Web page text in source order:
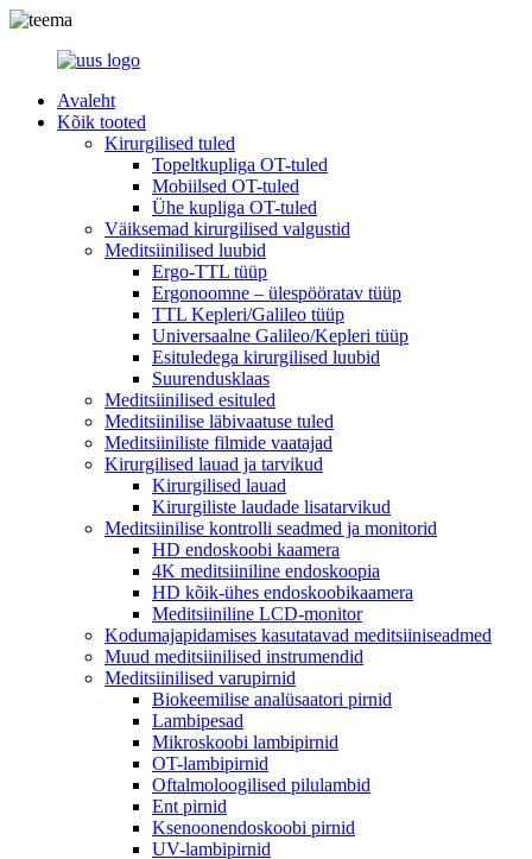
Avaleht
Kõik tooted
Kirurgilised tuled
Topeltkupliga OT-tuled
Mobiilsed OT-tuled
Ühe kupliga OT-tuled
Väiksemad kirurgilised valgustid
Meditsiinilised luubid
Ergo-TTL tüüp
Ergonoomne – ülespööratav tüüp
TTL Kepleri/Galileo tüüp
Universaalne Galileo/Kepleri tüüp
Esituledega kirurgilised luubid
Suurendusklaas
Meditsiinilised esituled
Meditsiinilise läbivaatuse tuled
Meditsiiniliste filmide vaatajad
Kirurgilised lauad ja tarvikud
Kirurgilised lauad
Kirurgiliste laudade lisatarvikud
Meditsiinilise kontrolli seadmed ja monitorid
HD endoskoobi kaamera
4K meditsiiniline endoskoopia
HD kõik-ühes endoskoobikaamera
Meditsiiniline LCD-monitor
Kodumajapidamises kasutatavad meditsiiniseadmed
Muud meditsiinilised instrumendid
Meditsiinilised varupirnid
Biokeemilise analüsaatori pirnid
Lambipesad
Mikroskoobi lambipirnid
OT-lambipirnid
Oftalmoloogilised pilulambid
Ent pirnid
Ksenoonendoskoobi pirnid
UV-lambipirnid